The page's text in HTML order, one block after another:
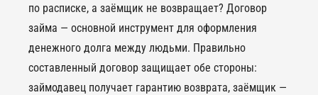
по расписке, а заёмщик не возвращает? Договор
займа — основной инструмент для оформления
денежного долга между людьми. Правильно
составленный договор защищает обе стороны:
займодавец получает гарантию возврата, заёмщик —